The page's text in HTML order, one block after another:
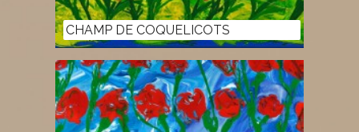
CHAMP DE COQUELICOTS